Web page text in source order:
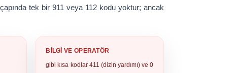
tek bir 911 veya 112 kodu yoktur; ancak
BILGI VE OPERATÖR
gibi kısa kodlar 411 (dizin yardımı) ve0